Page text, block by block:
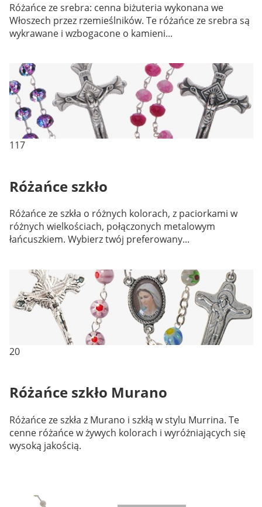
Różańce ze srebra: cenna biżuteria wykonana we
Włoszech przez rzemieślników. Te różańce ze srebra są
wykrawane i wzbogacone o kamieni...
117
Różańce szkło
Różańce ze szkła o różnych kolorach, z paciorkami w
różnych wielkościach, połączonych metalowym
łańcuszkiem. Wybierz twój preferowany...
20
Różańce szkło Murano
Różańce ze szkła z Murano i szkłą w stylu Murrina. Te
cenne różańce w żywych kolorach i wyróżniających się
wysoką jakością.